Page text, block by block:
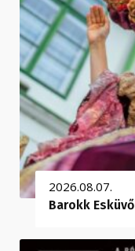
2026.08.07.
Barokk Esküvő